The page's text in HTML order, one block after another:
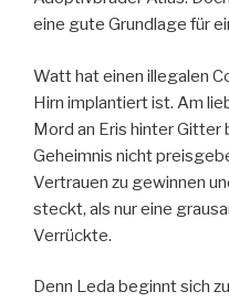
eine gute Grundlage für
Watt hat einen illegalen
Hirn implantiert ist. Am
Mord an Eris hinter Gitter
Geheimnis nicht
Vertrauen zu gewinnen
steckt, als nur eine
Verrückte.
Denn Leda beginnt sich